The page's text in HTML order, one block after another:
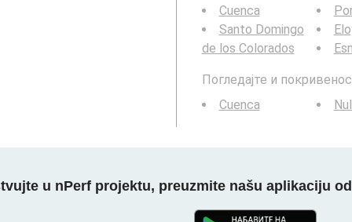
Cuenca
Santo Domingo
de los Colorados
Погледајте и
Cuenca
u nPerf projektu, preuzmite našu aplikaciju